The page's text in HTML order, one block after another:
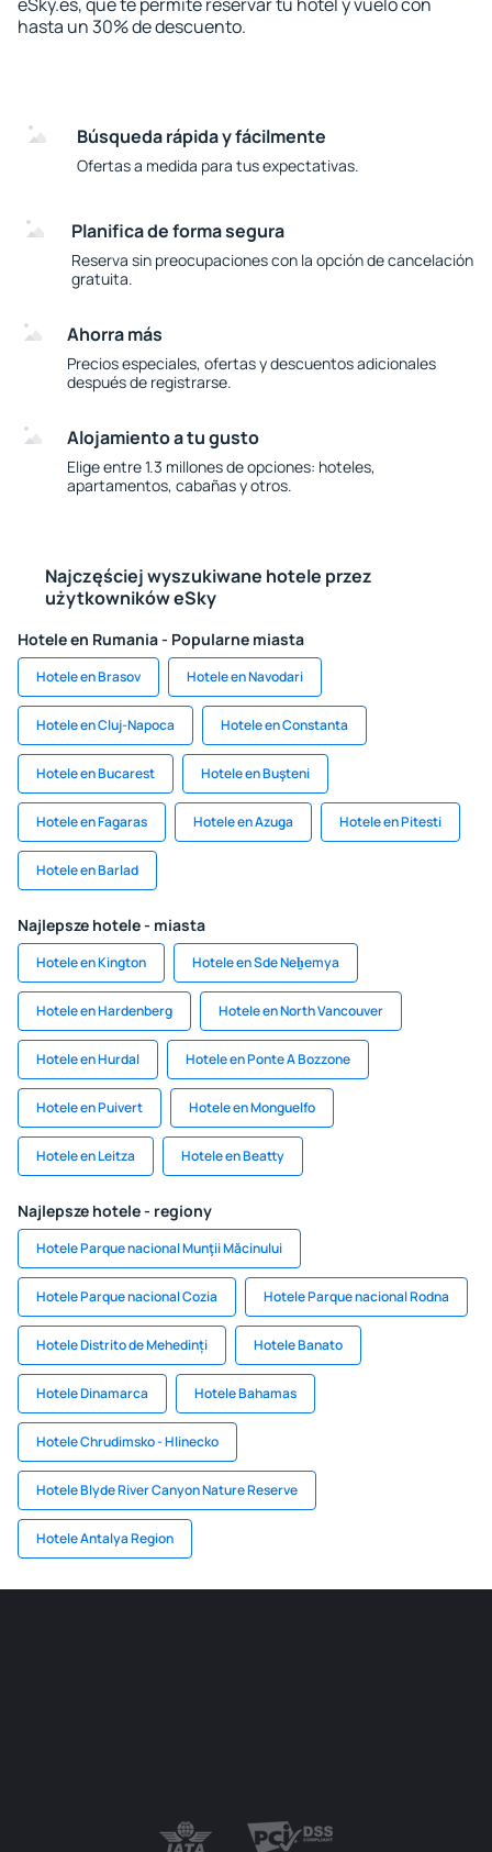
hasta un 30% de descuento.
Búsqueda rápida y fácilmente
Ofertas a medida para tus expectativas.
Planifica de forma segura
Reserva sin preocupaciones con la opción de cancelación
gratuita.
Ahorra más
Precios especiales, ofertas y descuentos adicionales
después de registrarse.
Alojamiento a tu gusto
Elige entre 1.3 millones de opciones: hoteles,
apartamentos, cabañas y otros.
Najczęściej wyszukiwane hotele przez
użytkowników eSky
Hotele en Rumania - Popularne miasta
Hotele en Brasov Hotele en Navodari
Hotele en Cluj-Napoca Hotele en Constanta
Hotele en Bucarest Hotele en Buşteni
Hotele en Fagaras Hotele en Azuga Hotele en Pitesti
Hotele en Barlad
Najlepsze hotele - miasta
Hotele en Kington Hotele en Sde Neẖemya
Hotele en Hardenberg Hotele en North Vancouver
Hotele en Hurdal Hotele en Ponte A Bozzone
Hotele en Puivert Hotele en Monguelfo
Hotele en Leitza Hotele en Beatty
Najlepsze hotele - regiony
Hotele Parque nacional Munţii Măcinului
Hotele Parque nacional Cozia Hotele Parque nacional Rodna
Hotele Distrito de Mehedinți Hotele Banato
Hotele Dinamarca Hotele Bahamas
Hotele Chrudimsko - Hlinecko
Hotele Blyde River Canyon Nature Reserve
Hotele Antalya Region